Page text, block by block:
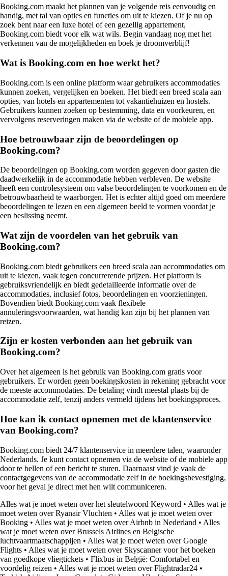
Booking.com maakt het plannen van je volgende reis eenvoudig en
handig, met tal van opties en functies om uit te kiezen. Of je nu op
zoek bent naar een luxe hotel of een gezellig appartement,
Booking.com biedt voor elk wat wils. Begin vandaag nog met het
verkennen van de mogelijkheden en boek je droomverblijf!
Wat is Booking.com en hoe werkt het?
Booking.com is een online platform waar gebruikers accommodaties
kunnen zoeken, vergelijken en boeken. Het biedt een breed scala aan
opties, van hotels en appartementen tot vakantiehuizen en hostels.
Gebruikers kunnen zoeken op bestemming, data en voorkeuren, en
vervolgens reserveringen maken via de website of de mobiele app.
Hoe betrouwbaar zijn de beoordelingen op
Booking.com?
De beoordelingen op Booking.com worden gegeven door gasten die
daadwerkelijk in de accommodatie hebben verbleven. De website
heeft een controlesysteem om valse beoordelingen te voorkomen en de
betrouwbaarheid te waarborgen. Het is echter altijd goed om meerdere
beoordelingen te lezen en een algemeen beeld te vormen voordat je
een beslissing neemt.
Wat zijn de voordelen van het gebruik van
Booking.com?
Booking.com biedt gebruikers een breed scala aan accommodaties om
uit te kiezen, vaak tegen concurrerende prijzen. Het platform is
gebruiksvriendelijk en biedt gedetailleerde informatie over de
accommodaties, inclusief fotos, beoordelingen en voorzieningen.
Bovendien biedt Booking.com vaak flexibele
annuleringsvoorwaarden, wat handig kan zijn bij het plannen van
reizen.
Zijn er kosten verbonden aan het gebruik van
Booking.com?
Over het algemeen is het gebruik van Booking.com gratis voor
gebruikers. Er worden geen boekingskosten in rekening gebracht voor
de meeste accommodaties. De betaling vindt meestal plaats bij de
accommodatie zelf, tenzij anders vermeld tijdens het boekingsproces.
Hoe kan ik contact opnemen met de klantenservice
van Booking.com?
Booking.com biedt 24/7 klantenservice in meerdere talen, waaronder
Nederlands. Je kunt contact opnemen via de website of de mobiele app
door te bellen of een bericht te sturen. Daarnaast vind je vaak de
contactgegevens van de accommodatie zelf in de boekingsbevestiging,
voor het geval je direct met hen wilt communiceren.
Alles wat je moet weten over het sleutelwoord Keyword • Alles wat je
moet weten over Ryanair Vluchten • Alles wat je moet weten over
Booking • Alles wat je moet weten over Airbnb in Nederland • Alles
wat je moet weten over Brussels Airlines en Belgische
luchtvaartmaatschappijen • Alles wat je moet weten over Google
Flights • Alles wat je moet weten over Skyscanner voor het boeken
van goedkope vliegtickets • Flixbus in België: Comfortabel en
voordelig reizen • Alles wat je moet weten over Flightradar24 •